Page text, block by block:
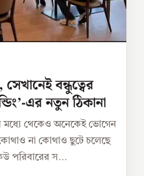
বন্ধুত্বের
এর নতুন ঠিকানা
মধ্যে থেকেও অনেকেই ভোগেন
না কোথাও ছুটে চলেছে
পরিবারের স...